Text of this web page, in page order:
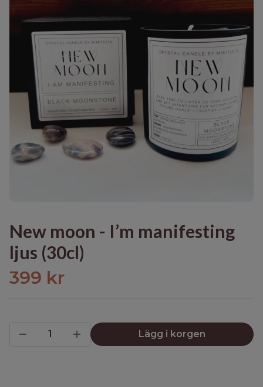
New moon - I’m manifesting
ljus (30cl)
399 kr
Lägg i korgen